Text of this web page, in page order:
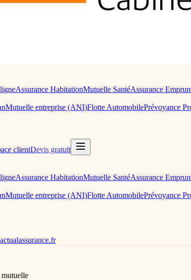
Assurance HabitationMutuelle SantéAssurance
Mutuelle entreprise (ANI)Flotte AutomobilePrévoyance
clientDevis gratuit
Assurance HabitationMutuelle SantéAssurance
Mutuelle entreprise (ANI)Flotte AutomobilePrévoyance